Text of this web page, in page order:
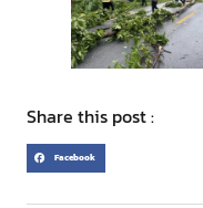
Share this post :
Facebook